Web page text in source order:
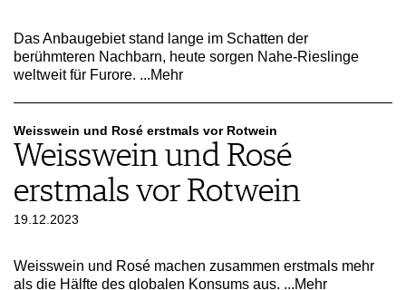
Das Anbaugebiet stand lange im Schatten der
berühmteren Nachbarn, heute sorgen Nahe-Rieslinge
weltweit für Furore. ...Mehr
Weisswein und Rosé erstmals vor Rotwein
Weisswein und Rosé
erstmals vor Rotwein
19.12.2023
Weisswein und Rosé machen zusammen erstmals mehr
als die Hälfte des globalen Konsums aus. ...Mehr